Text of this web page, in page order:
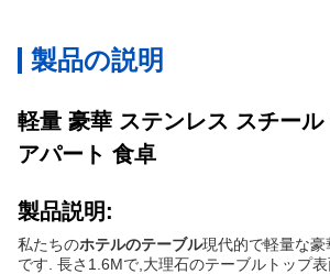
製品の説明
軽量 豪華 ステンレス スチー
アパート 食卓
製品説明:
私たちのホテルのテーブル現代的で軽量な
です. 長さ1.6Mで,大理石のテーブルトップ